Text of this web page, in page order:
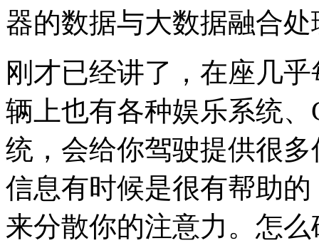
器的数据与大数据融合
刚才已经讲了，在座几
辆上也有各种娱乐系统
统，会给你驾驶提供很
信息有时候是很有帮助
来分散你的注意力。怎